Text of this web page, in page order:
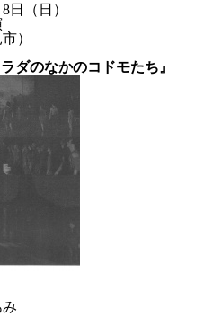
日（日）
）
ダのなかのコドモたち』